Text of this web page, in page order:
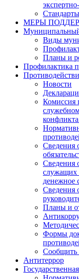
МЕРЫ
Виды
Планы и
Профилактика
Новости
Комиссия
Сведения
Сведения
служащих
денежное
Сведения
Планы и
Формы
Сообщить
Антитеррор